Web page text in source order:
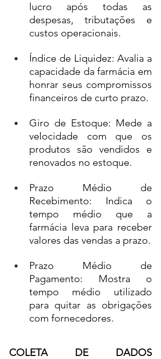
lucro após todas as
despesas, tributações e
custos operacionais.
Índice de Liquidez: Avalia a
capacidade da farmácia em
honrar seus compromissos
financeiros de curto prazo.
Giro de Estoque: Mede a
velocidade com que os
produtos são vendidos e
renovados no estoque.
Prazo Médio de
Recebimento: Indica o
tempo médio que a
farmácia leva para receber
valores das vendas a prazo.
Prazo Médio de
Pagamento: Mostra o
tempo médio utilizado
para quitar as obrigações
com fornecedores.
COLETA DE DADOS